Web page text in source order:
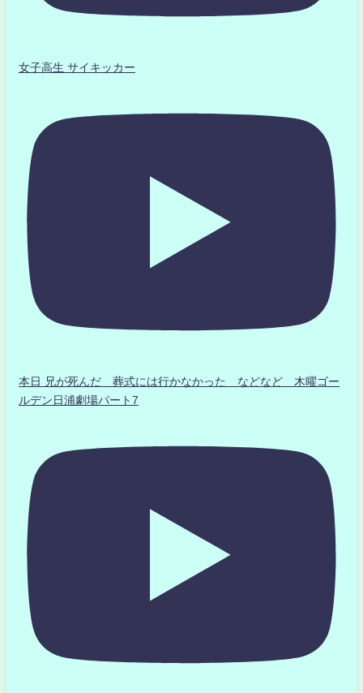
女子高生 サイキッカー
本日 兄が死んだ 葬式には行かなかった などなど 木曜ゴー
ルデン日浦劇場パート7